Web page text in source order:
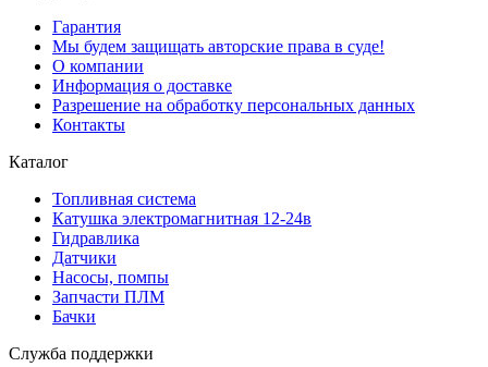
Гарантия
Мы будем защищать авторские права в суде!
О компании
Информация о доставке
Разрешение на обработку персональных данных
Контакты
Каталог
Топливная система
Катушка электромагнитная 12-24в
Гидравлика
Датчики
Насосы, помпы
Запчасти ПЛМ
Бачки
Служба поддержки